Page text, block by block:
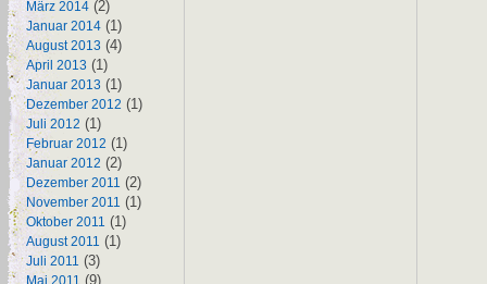
März 2014 (2)
Januar 2014 (1)
August 2013 (4)
April 2013 (1)
Januar 2013 (1)
Dezember 2012 (1)
Juli 2012 (1)
Februar 2012 (1)
Januar 2012 (2)
Dezember 2011 (2)
November 2011 (1)
Oktober 2011 (1)
August 2011 (1)
Juli 2011 (3)
Mai 2011 (9)